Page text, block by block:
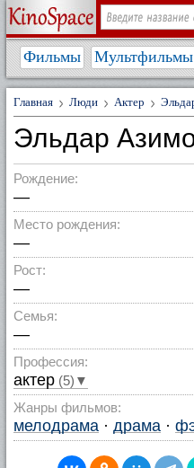
Фильмы Мультфильмы
Главная Люди Актер
Эльдар
Рождение:
—
Место рождения:
—
Рост:
—
Семья:
—
Профессия:
актер (5)▼
Жанры фильмов:
мелодрама · драма ·